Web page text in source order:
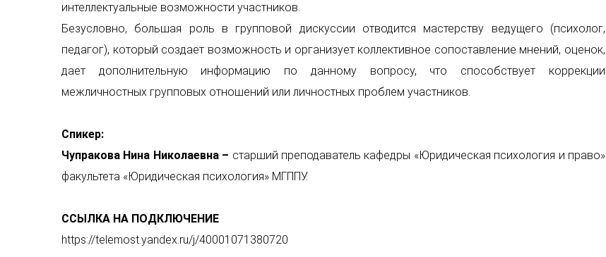
интеллектуальные возможности участников.
Безусловно, большая роль в групповой дискуссии отводится мастерству ведущего (психолог,
педагог), который создает возможность и организует коллективное сопоставление мнений, оценок,
дает дополнительную информацию по данному вопросу, что способствует коррекции
межличностных групповых отношений или личностных проблем участников.
Спикер:
Чупракова Нина Николаевна– старший преподаватель кафедры «Юридическая психология и право»
факультета «Юридическая психология» МГППУ.
ССЫЛКА НА ПОДКЛЮЧЕНИЕ
https://telemost.yandex.ru/j/40001071380720